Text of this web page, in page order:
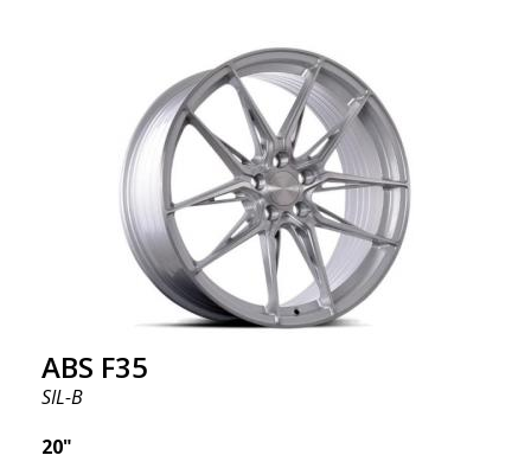
ABS F35
SIL-B
20"